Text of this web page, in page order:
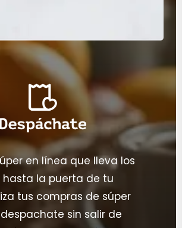
en línea que lleva los
la puerta de tu
tus compras de súper
sin salir de